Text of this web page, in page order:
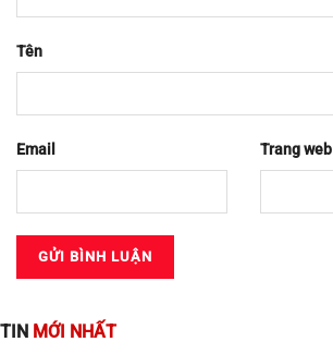
Tên
Email Trang web
TIN MỚI NHẤT